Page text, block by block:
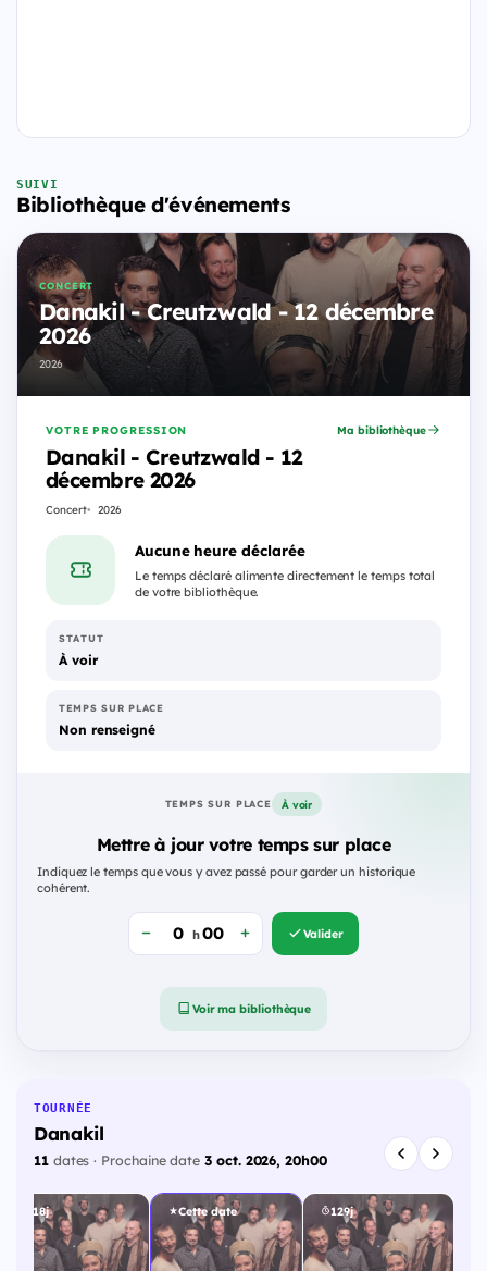
SUIVI
Bibliothèque d'événements
CONCERT
Danakil - Creutzwald - 12 décembre
2026
2026
VOTRE PROGRESSION
Danakil - Creutzwald - 12
décembre 2026
Concert 2026
Ma bibliothèque
Aucune heure déclarée
Le temps déclaré alimente directement le temps total
de votre bibliothèque.
STATUT
À voir
TEMPS SUR PLACE
Non renseigné
TEMPS SUR PLACE À voir
Mettre à jour votre temps sur place
Indiquez le temps que vous y avez passé pour garder un historique
cohérent.
h Valider
Voir ma bibliothèque
TOURNÉE
Danakil
11dates · Prochaine date3 oct. 2026, 20h00
118j Cette date 129j